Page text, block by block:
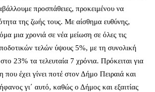
προσπάθειες, προκειμένου να
της ζωής τους. Με αίσθημα ευθύνης,
μια χρονιά σε νέα μείωση σε όλες τις
τελών ύψους 5%, με τη συνολική
23% τα τελευταία 7 χρόνια. Πρόκειται για
που έχει γίνει ποτέ στον Δήμο Πειραιά και
γι΄ αυτό, καθώς ο Δήμος και εξαιτίας